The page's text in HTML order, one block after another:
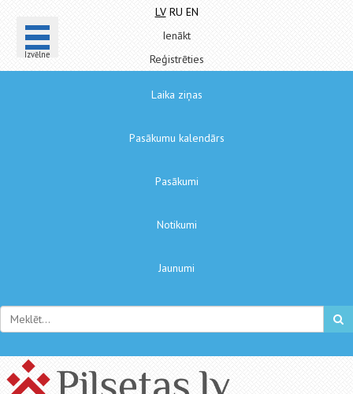
Izvēlne
LV RU EN
Ienākt
Reģistrēties
Laika ziņas
Pasākumu kalendārs
Pasākumi
Notikumi
Jaunumi